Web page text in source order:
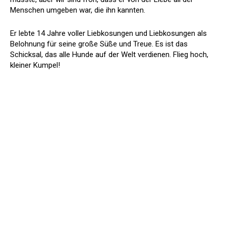
Menschen umgeben war, die ihn kannten.
Er lebte 14 Jahre voller Liebkosungen und Liebkosungen als
Belohnung für seine große Süße und Treue. Es ist das
Schicksal, das alle Hunde auf der Welt verdienen. Flieg hoch,
kleiner Kumpel!